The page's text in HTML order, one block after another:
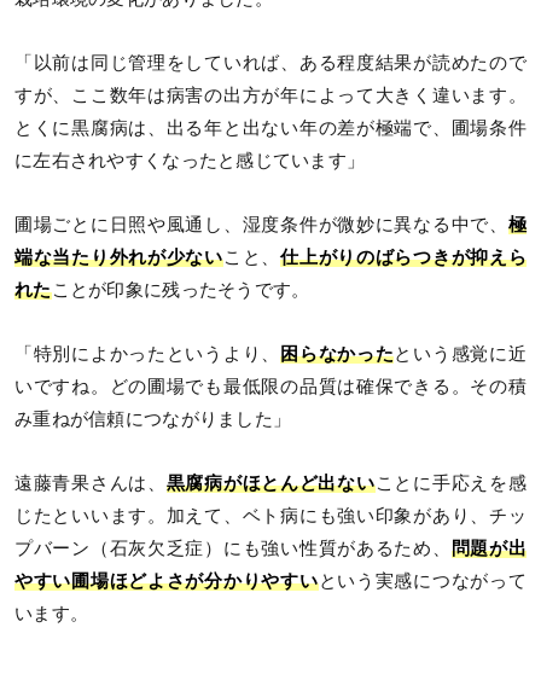
「以前は同じ管理をしていれば、ある程度結果が読めたので
すが、ここ数年は病害の出方が年によって大きく違います。
とくに黒腐病は、出る年と出ない年の差が極端で、圃場条件
に左右されやすくなったと感じています」
圃場ごとに日照や風通し、湿度条件が微妙に異なる中で、 極
端な当たり外れが少ないこと、仕上がりのばらつきが抑えら
れたことが印象に残ったそうです。
「特別によかったというより、困らなかったという感覚に近
いですね。どの圃場でも最低限の品質は確保できる。その積
み重ねが信頼につながりました」
遠藤青果さんは、 黒腐病がほとんど出ないことに手応えを感
じたといいます。加えて、ベト病にも強い印象があり、チッ
プバーン（石灰欠乏症）にも強い性質があるため、 問題が出
やすい圃場ほどよさが分かりやすいという実感につながって
います。